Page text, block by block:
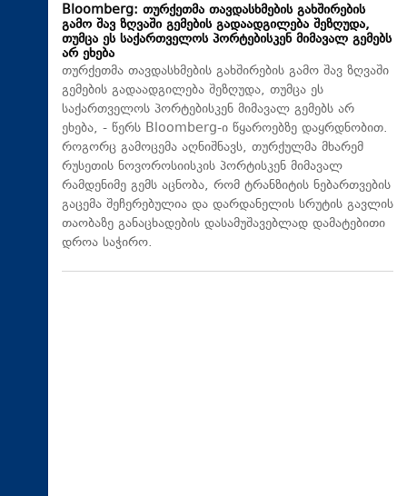
Bloomberg: თურქეთმა თავდასხმების გახშირების
გამო შავ ზღვაში გემების გადაადგილება შეზღუდა,
თუმცა ეს საქართველოს პორტებისკენ მიმავალ გემებს
არ ეხება
თურქეთმა თავდასხმების გახშირების გამო შავ ზღვაში
გემების გადაადგილება შეზღუდა, თუმცა ეს
საქართველოს პორტებისკენ მიმავალ გემებს არ
ეხება, - წერს Bloomberg-ი წყაროებზე დაყრდნობით.
როგორც გამოცემა აღნიშნავს, თურქულმა მხარემ
რუსეთის ნოვოროსიისკის პორტისკენ მიმავალ
რამდენიმე გემს აცნობა, რომ ტრანზიტის ნებართვების
გაცემა შეჩერებულია და დარდანელის სრუტის გავლის
თაობაზე განაცხადების დასამუშავებლად დამატებითი
დროა საჭირო.